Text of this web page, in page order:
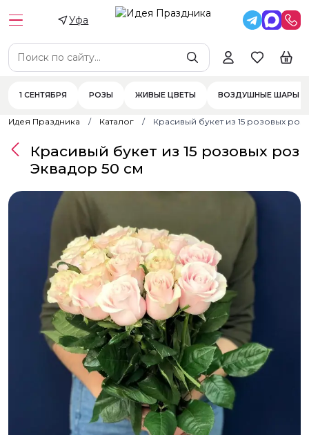
Уфа
1 СЕНТЯБРЯ РОЗЫ ЖИВЫЕ ЦВЕТЫ ВОЗДУШНЫЕ ШАРЫ
Идея Праздника Каталог Красивый букет из 15 розовых роз
Красивый букет из 15 розовых роз
Эквадор 50 см